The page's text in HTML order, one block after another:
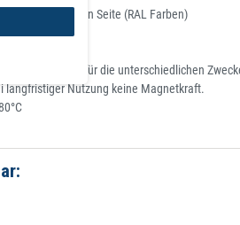
magnetisierten Seite (RAL Farben)
sollte für die unterschiedlichen
langfristiger Nutzung keine Magnetkraft.